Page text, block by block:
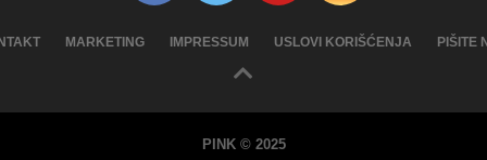
MARKETING IMPRESSUM USLOVI KORIŠĆENJA PIŠITE
PINK © 2025